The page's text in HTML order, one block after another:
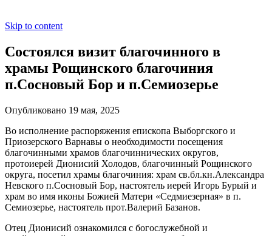
Skip to content
Состоялся визит благочинного в
храмы Рощинского благочиния
п.Сосновый Бор и п.Семиозерье
Опубликовано 19 мая, 2025
Во исполнение распоряжения епископа Выборгского и
Приозерского Варнавы о необходимости посещения
благочинными храмов благочиннических округов,
протоиерей Дионисий Холодов, благочинный Рощинского
округа, посетил храмы благочиния: храм св.бл.кн.Александра
Невского п.Сосновый Бор, настоятель иерей Игорь Бурый и
храм во имя иконы Божией Матери «Седмиезерная» в п.
Семиозерье, настоятель прот.Валерий Базанов.
Отец Дионисий ознакомился с богослужебной и